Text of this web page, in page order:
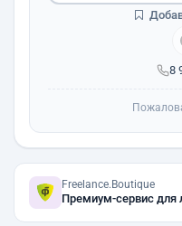
8
Freelance.Boutique
Премиум-сервис для